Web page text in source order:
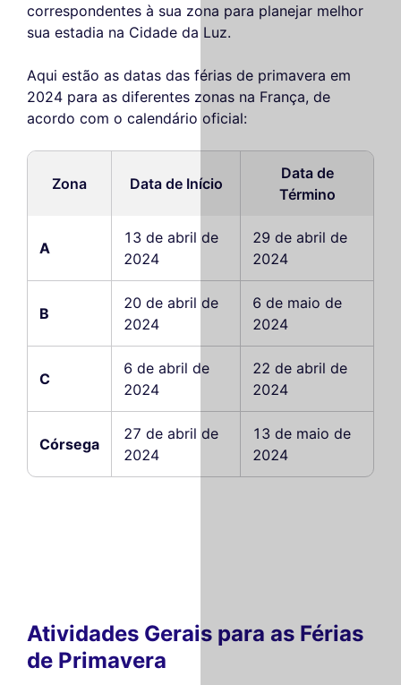
correspondentes à sua zona para planejar melhor
sua estadia na Cidade da Luz.
Aqui estão as datas das férias de primavera em
2024 para as diferentes zonas na França, de
acordo com o calendário oficial:
Zona Data de Início
Data de
Término
A
13 de abril de
2024
29 de abril de
2024
B
20 de abril de
2024
6 de maio de
2024
C
6 de abril de
2024
22 de abril de
2024
Córsega
27 de abril de
2024
13 de maio de
2024
Atividades Gerais para as Férias
de Primavera